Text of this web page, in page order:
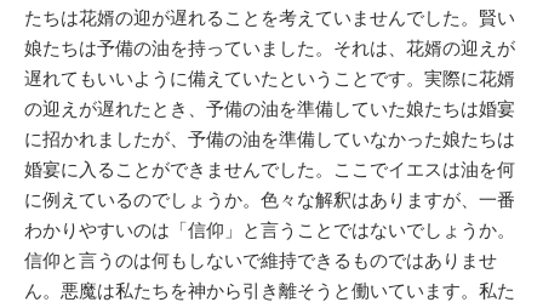
たちは花婿の迎が遅れることを考えていませんでした。賢い
娘たちは予備の油を持っていました。それは、花婿の迎えが
遅れてもいいように備えていたということです。実際に花婿
の迎えが遅れたとき、予備の油を準備していた娘たちは婚宴
に招かれましたが、予備の油を準備していなかった娘たちは
婚宴に入ることができませんでした。ここでイエスは油を何
に例えているのでしょうか。色々な解釈はありますが、一番
わかりやすいのは「信仰」と言うことではないでしょうか。
信仰と言うのは何もしないで維持できるものではありませ
ん。悪魔は私たちを神から引き離そうと働いています。私た